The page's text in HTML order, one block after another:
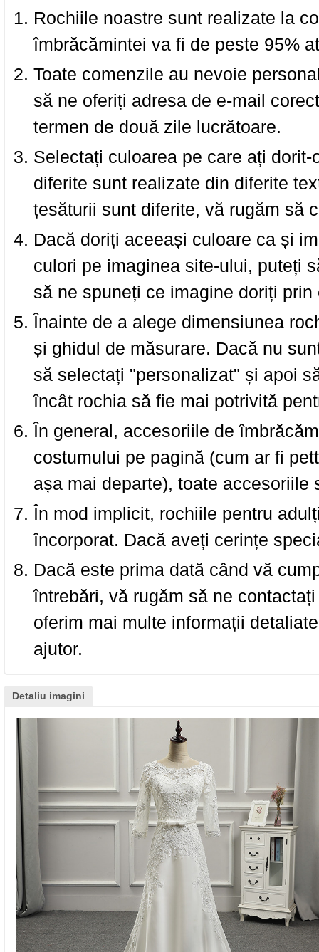
Rochiile noastre sunt realizate la
îmbrăcămintei va fi de peste 95%
Toate comenzile au nevoie
să ne oferiți adresa de e-mail
termen de două zile lucrătoare.
Selectați culoarea pe care ați
diferite sunt realizate din diferite
țesăturii sunt diferite, vă rugăm să
Dacă doriți aceeași culoare ca și
culori pe imaginea site-ului, puteți
să ne spuneți ce imagine doriți prin
Înainte de a alege dimensiunea
și ghidul de măsurare. Dacă nu
să selectați "personalizat" și apoi
încât rochia să fie mai potrivită
În general, accesoriile de
costumului pe pagină (cum ar fi
așa mai departe), toate accesoriile
În mod implicit, rochiile pentru
încorporat. Dacă aveți cerințe
Dacă este prima dată când vă
întrebări, vă rugăm să ne
oferim mai multe informații
ajutor.
Detaliu imagini